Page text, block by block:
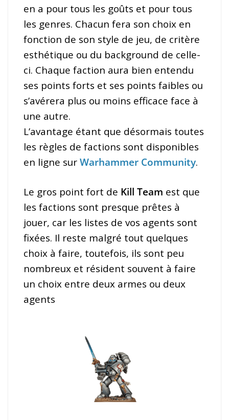
en a pour tous les goûts et pour tous
les genres. Chacun fera son choix en
fonction de son style de jeu, de critère
esthétique ou du background de celle-
ci. Chaque faction aura bien entendu
ses points forts et ses points faibles ou
s’avérera plus ou moins efficace face à
une autre.
L’avantage étant que désormais toutes
les règles de factions sont disponibles
en ligne sur Warhammer Community.
Le gros point fort de Kill Team est que
les factions sont presque prêtes à
jouer, car les listes de vos agents sont
fixées. Il reste malgré tout quelques
choix à faire, toutefois, ils sont peu
nombreux et résident souvent à faire
un choix entre deux armes ou deux
agents